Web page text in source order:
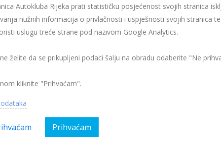
Žmigavac 62
Autokluba Rijeka prati statističku posjećenost svojih stranica
nužnih informacija o privlačnosti i uspješnosti svojih stranica te
uslugu treće strane pod nazivom Google Analytics.
želite da se prikupljeni podaci šalju na obradu odaberite "Ne
kliknite "Prihvaćam".
Prihvaćam